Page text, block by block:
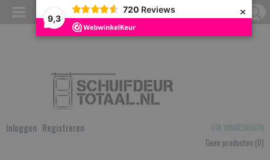
9,3
720 Reviews ×
Inloggen Registreren
UW WINKELWAGEN
Geen producten (0)